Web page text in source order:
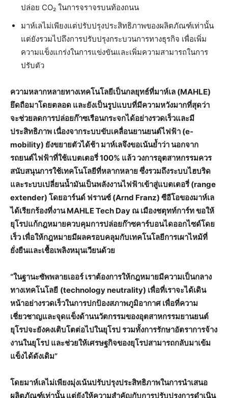
ปล่อย CO₂ ในการจราจรบนท้องถนน
มาห์เลไม่เพียงแต่ปรับปรุงประสิทธิภาพของผลิตภัณฑ์เท่านั้น
แต่ยังรวมไปถึงการปรับปรุงกระบวนการทางธุรกิจ เพื่อเพิ่ม
ความแข็งแกร่งในการแข่งขันและเพิ่มความสามารถในการ
ปรับตัว
ความหลากหลายทางเทคโนโลยีเป็นกลยุทธ์ที่มาห์เล (MAHLE)
ยึดถือมาโดยตลอด และยังเป็นรูปแบบที่มีความหวังมากที่สุดว่า
จะช่วยลดการปล่อยก๊าซเรือนกระจกได้อย่างรวดเร็วและมี
ประสิทธิภาพ เนื่องจากระบบขับเคลื่อนยานยนต์ไฟฟ้า (e-
mobility) ยังขยายตัวได้ช้า มาห์เลจึงขอเน้นย้ำว่า นอกจาก
รถยนต์ไฟฟ้าที่ใช้แบตเตอรี่ 100% แล้ว วงการอุตสาหกรรมควร
สนับสนุนการใช้เทคโนโลยีที่หลากหลาย ซึ่งรวมถึงระบบไฮบริด
และระบบเปลี่ยนน้ำมันเป็นพลังงานไฟฟ้าเข้าสู่แบตเตอรี่ (range
extender) โดยอาร์นด์ ฟรานซ์ (Arnd Franz) ซีอีโอของมาห์เล
ได้เรียกร้องที่งาน MAHLE Tech Day ณ เมืองชตุทท์การ์ท ขอให้
ยุโรปแก้กฎหมายควบคุมการปล่อยก๊าซคาร์บอนไดออกไซด์โดย
เร็ว เพื่อให้กฎหมายมีผลครอบคลุมกับเทคโนโลยีการเผาไหม้ที่
ยั่งยืนและเชื้อเพลิงหมุนเวียนด้วย
“ในฐานะซัพพลายเออร์ เราต้องการให้กฎหมายมีความเป็นกลาง
ทางเทคโนโลยี (technology neutrality) เพื่อที่เราจะได้เดิน
หน้าอย่างรวดเร็วในการปกป้องสภาพภูมิอากาศ เพื่อที่ความ
เชี่ยวชาญและจุดแข็งด้านนวัตกรรมของอุตสาหกรรมยานยนต์
ยุโรปจะยังคงเติบโตต่อไปในยุโรป รวมทั้งการรักษาอัตราการจ้าง
งานในยุโรป และช่วยให้เศรษฐกิจของยุโรปสามารถกลับมาเข้ม
แข็งได้ดังเดิม”
โดยมาห์เลไม่เพียงมุ่งเน้นปรับปรุงประสิทธิภาพในการนำเสนอ
ผลิตภัณฑ์เท่านั้น แต่ยังให้ความสำคัญกับการปรับปรุงการดำเนิน